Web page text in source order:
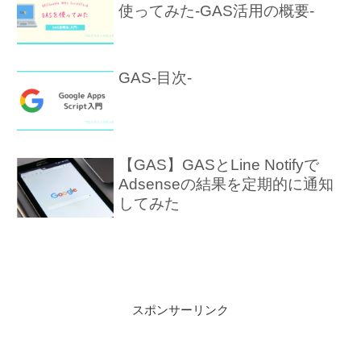
使ってみた-GAS活用の概要-
GAS-目次-
【GAS】GASとLine Notifyで
Adsenseの結果を定期的に通知
してみた
スポンサーリンク